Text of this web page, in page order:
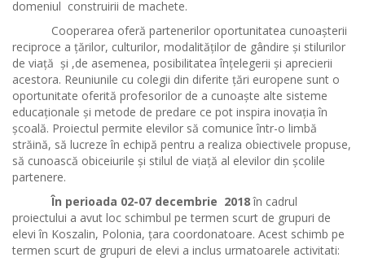
domeniul construirii de machete.
Cooperarea oferă partenerilor oportunitatea cunoaşterii
reciproce a ţărilor, culturilor, modalităţilor de gândire şi stilurilor
de viaţă şi ,de asemenea, posibilitatea înţelegerii şi aprecierii
acestora. Reuniunile cu colegii din diferite ţări europene sunt o
oportunitate oferită profesorilor de a cunoaşte alte sisteme
educaţionale şi metode de predare ce pot inspira inovaţia în
şcoală. Proiectul permite elevilor să comunice într-o limbă
străină, să lucreze în echipă pentru a realiza obiectivele propuse,
să cunoască obiceiurile şi stilul de viaţă al elevilor din şcolile
partenere.
În perioada 02-07 decembrie 2018în cadrul
proiectului a avut loc schimbul pe termen scurt de grupuri de
elevi în Koszalin, Polonia, țara coordonatoare. Acest schimb pe
termen scurt de grupuri de elevi a inclus urmatoarele activitati: